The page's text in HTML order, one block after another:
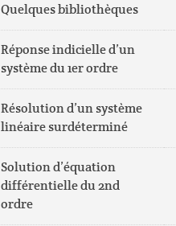
Quelques bibliothèques
Réponse indicielle d’un
système du 1er ordre
Résolution d’un système
linéaire surdéterminé
Solution d’équation
différentielle du 2nd
ordre